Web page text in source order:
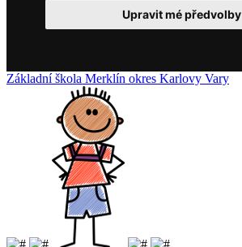
Upravit mé předvolby
Základníškola Merklín okres Karlovy Vary